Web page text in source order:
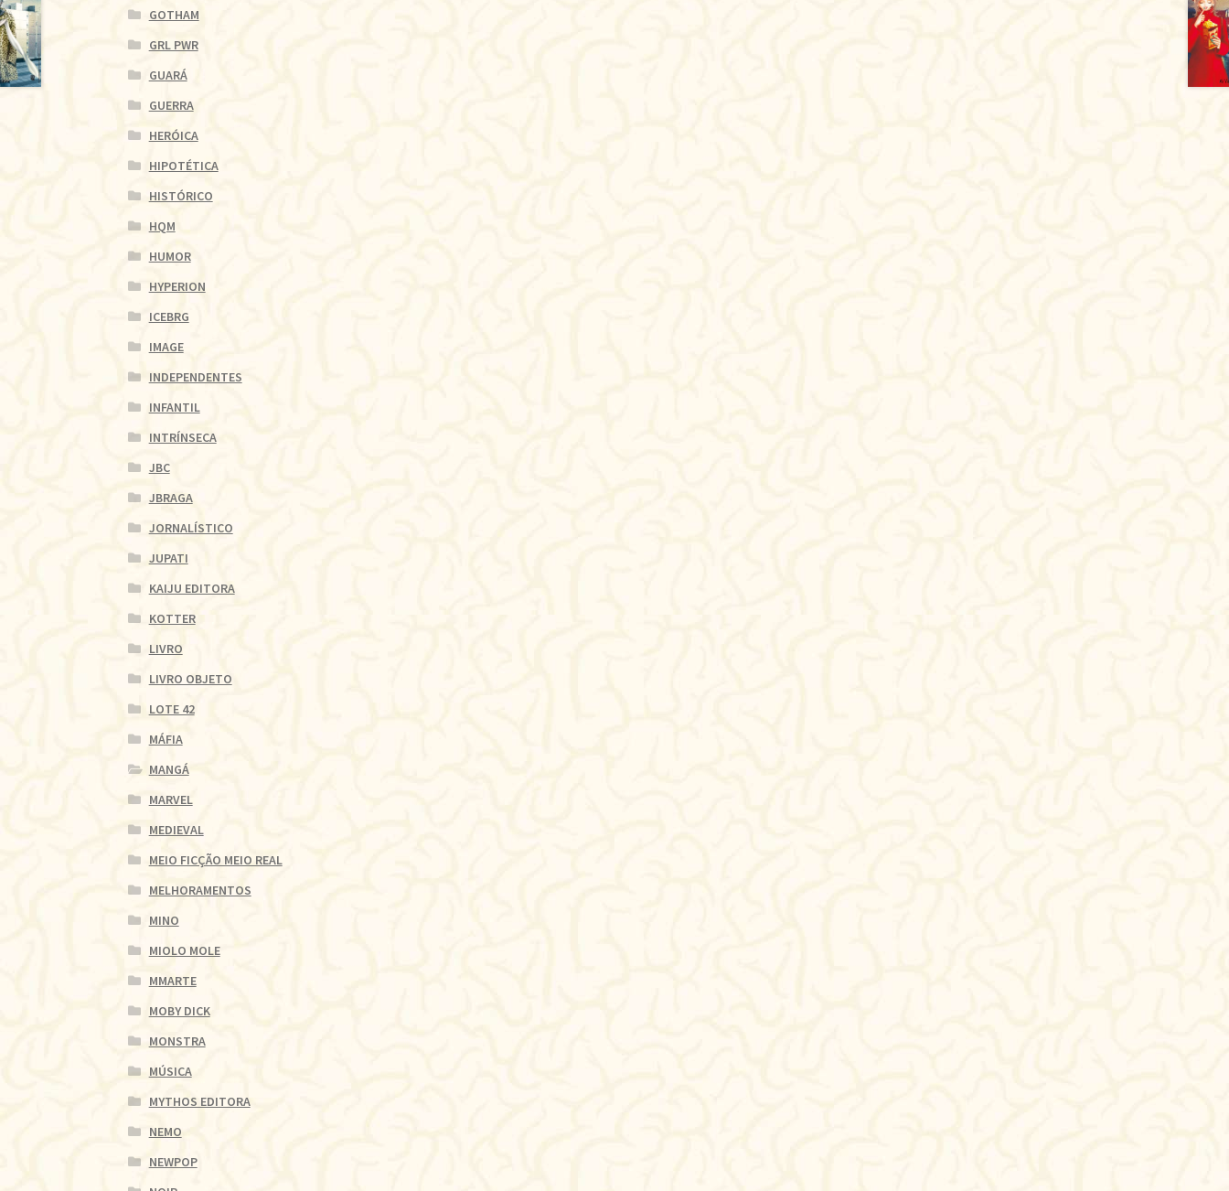
GOTHAM
GRL PWR
GUARÁ
GUERRA
HERÓICA
HIPOTÉTICA
HISTÓRICO
HQM
HUMOR
HYPERION
ICEBRG
IMAGE
INDEPENDENTES
INFANTIL
INTRÍNSECA
JBC
JBRAGA
JORNALÍSTICO
JUPATI
KAIJU EDITORA
KOTTER
LIVRO
LIVRO OBJETO
LOTE 42
MÁFIA
MANGÁ
MARVEL
MEDIEVAL
MEIO FICÇÃO MEIO REAL
MELHORAMENTOS
MINO
MIOLO MOLE
MMARTE
MOBY DICK
MONSTRA
MÚSICA
MYTHOS EDITORA
NEMO
NEWPOP